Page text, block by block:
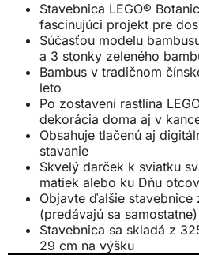
Stavebnica LEGO®
fascinujúci projekt pre
Súčasťou modelu
a 3 stonky zeleného
Bambus v tradičnom
leto
Po zostavení rastlina
dekorácia doma aj v
Obsahuje tlačenú aj
stavanie
Skvelý darček k sviatku
matiek alebo ku Dňu otcov
Objavte ďalšie stavebnice
(predávajú sa samostatne)
Stavebnica sa skladá z
29 cm na výšku